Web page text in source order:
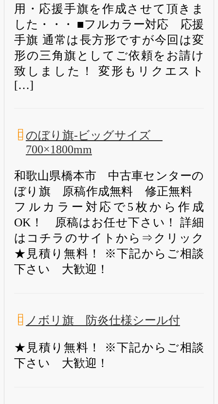
用・応援手旗を作成させて頂きま
した・・・ ■フルカラー対応 応援
手旗 通常は長方形ですが今回は変
形の三角旗としてご依頼をお請け
致しました！ 変形もリクエスト
[…]
のぼり旗-ビッグサイズ
700×1800mm
和歌山県橋本市 中古車センターの
ぼり旗 原稿作成無料 修正無料
フルカラー対応で5枚から作成
OK！ 原稿はお任せ下さい！ 詳細
はコチラのサイトから⇒クリック
★見積り無料！ ※下記からご相談
下さい 大歓迎！
ノボリ旗 防炎仕様シール付
★見積り無料！ ※下記からご相談
下さい 大歓迎！